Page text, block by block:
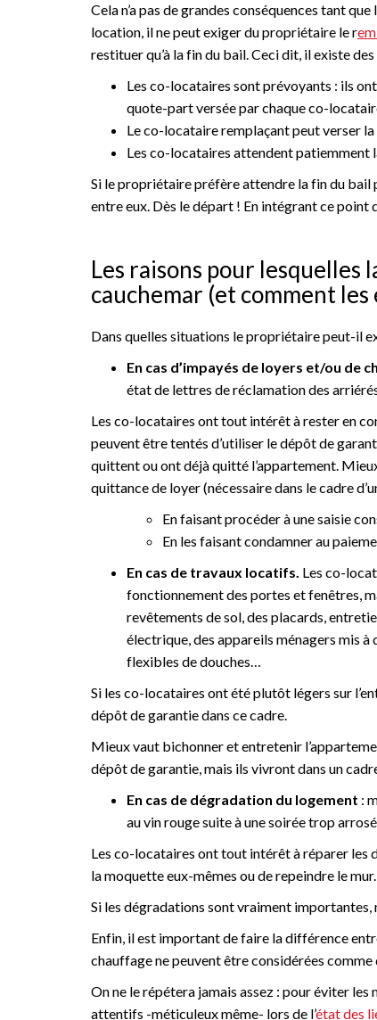
Cela n’a pas de grandes conséquences tant
location, il ne peut exiger du propriétaire le r
restituer qu’à la fin du bail. Ceci dit, il existe
Les co-locataires sont prévoyants : ils
quote-part versée par chaque co-
Le co-locataire remplaçant peut verser la
Les co-locataires attendent
Si le propriétaire préfère attendre la fin du bail
entre eux. Dès le départ ! En intégrant ce point
Les raisons pour
cauchemar (et comment
Dans quelles situations le propriétaire peut-il
En cas d’impayés de loyers et/ou de
état de lettres de réclamation des
Les co-locataires ont tout intérêt à rester en
peuvent être tentés d’utiliser le dépôt de
quittent ou ont déjà quitté l’appartement.
quittance de loyer (nécessaire dans le cadre
En faisant procéder à une saisie
En les faisant condamner au
En cas de travaux locatifs. Les co-
fonctionnement des portes et fenêtres,
revêtements de sol, des placards,
électrique, des appareils ménagers mis
flexibles de douches…
Si les co-locataires ont été plutôt légers sur
dépôt de garantie dans ce cadre.
Mieux vaut bichonner et entretenir
dépôt de garantie, mais ils vivront dans un
En cas de dégradation du logement :
au vin rouge suite à une soirée trop
Les co-locataires ont tout intérêt à réparer les
la moquette eux-mêmes ou de repeindre le mur.
Si les dégradations sont vraiment importantes,
Enfin, il est important de faire la différence
chauffage ne peuvent être considérées
On ne le répétera jamais assez : pour éviter
attentifs -méticuleux même- lors de l’état des